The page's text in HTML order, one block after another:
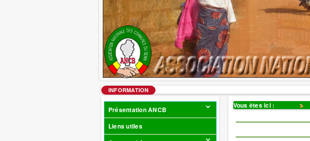
INFORMATION
Présentation ANCB
Liens utiles
Vous êtes ici :